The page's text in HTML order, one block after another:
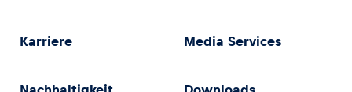
Karriere Media Services